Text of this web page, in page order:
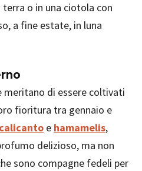
o in una ciotola con
a fine estate, in luna
meritano di essere coltivati
fioritura tra gennaio e
calicanto e hamamelis,
delizioso, ma non
sono compagne fedeli per